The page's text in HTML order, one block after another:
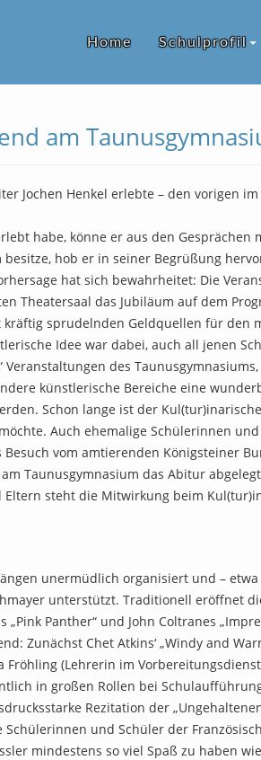
Home Schulprofil
am
Jochen Henkel erlebte – den vorigen
habe, könne er aus den
hob er in seiner Begrüßung
hat sich bewahrheitet: Die
Theatersaal das Jubiläum auf dem
sprudelnden Geldquellen für den
Idee war dabei, auch all jenen
des
künstlerische Bereiche eine
Schon lange ist der
Auch ehemalige Schülerinnen
vom amtierenden Königsteiner
Taunusgymnasium das Abitur
steht die Mitwirkung beim
unermüdlich organisiert und –
unterstützt. Traditionell eröffnet
Panther“ und John Coltranes
Zunächst Chet Atkins‘ „Windy and
(Lehrerin im
in großen Rollen bei
Rezitation der
Schülerinnen und Schüler der
mindestens so viel Spaß zu haben